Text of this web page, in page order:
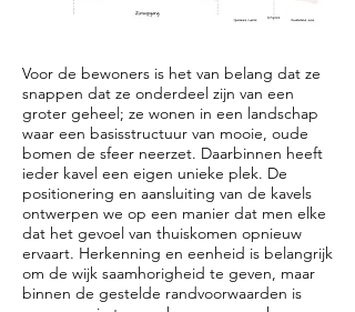
Voor de bewoners is het van belang dat ze
snappen dat ze onderdeel zijn van een
groter geheel; ze wonen in een landschap
waar een basisstructuur van mooie, oude
bomen de sfeer neerzet. Daarbinnen heeft
ieder kavel een eigen unieke plek. De
positionering en aansluiting van de kavels
ontwerpen we op een manier dat men elke
dat het gevoel van thuiskomen opnieuw
ervaart. Herkenning en eenheid is belangrijk
om de wijk saamhorigheid te geven, maar
binnen de gestelde randvoorwaarden is